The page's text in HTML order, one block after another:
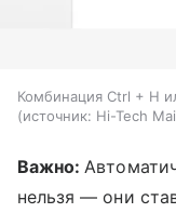
Комбинация Ctrl + H
источник: Hi-Tech
Важно:
нельзя — они